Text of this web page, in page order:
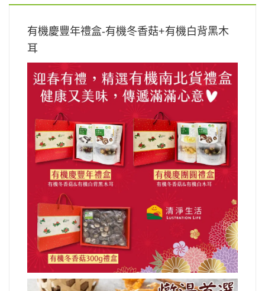
有機慶豐年禮盒-有機冬香菇+有機白背黑木
耳